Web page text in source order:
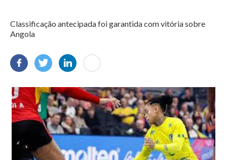
Classificação antecipada foi garantida com vitória sobre
Angola